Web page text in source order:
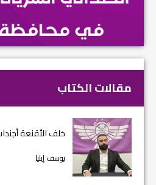
مقالات الكتاب
خلف الأقنعة
يوسف إيليا